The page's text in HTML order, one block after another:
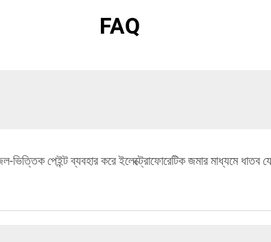
FAQ
পেইন্ট ব্যবহার করে ইলেক্ট্রোফোরেটিক জমার মাধ্যমে ধাতব